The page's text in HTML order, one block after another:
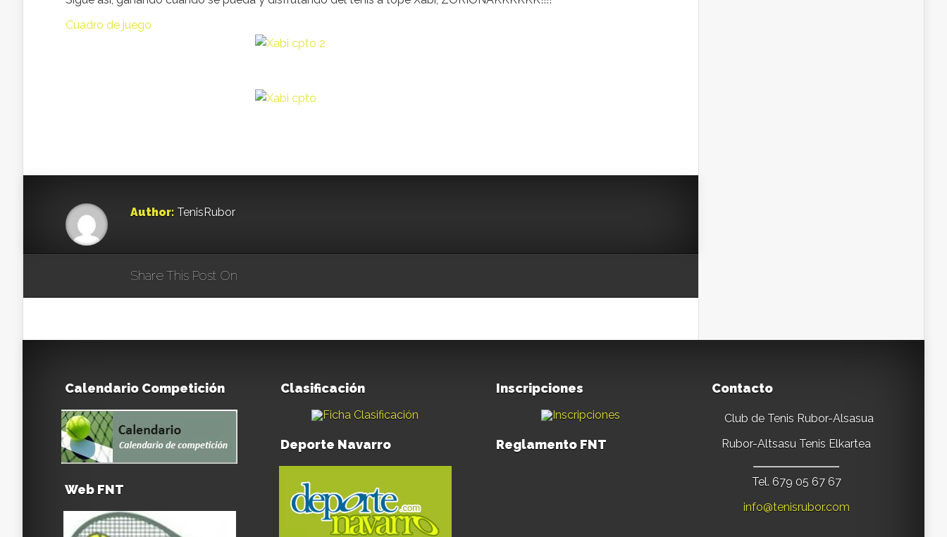
Cuadro de juego
Author: TenisRubor
Share This Post On
Calendario Competición
Web FNT
Clasificación
Deporte Navarro
Inscripciones
Reglamento FNT
Contacto
Club de Tenis Rubor-Alsasua
Rubor-Altsasu Tenis Elkartea
Tel. 679 05 67 67
info@tenisrubor.com